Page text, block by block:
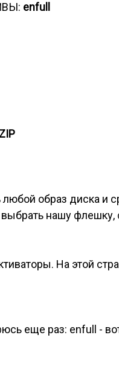
enfull
образ диска и
нашу флешку,
На этой
еще раз: enfull -